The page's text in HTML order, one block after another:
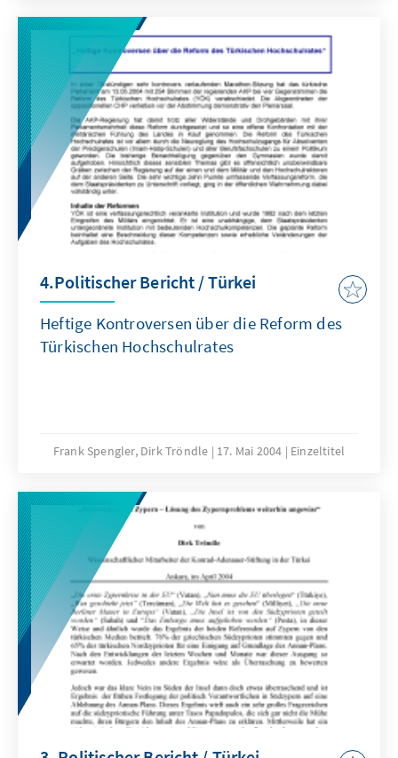
4.Politischer Bericht / Türkei
Heftige Kontroversen über die Reform des
Türkischen Hochschulrates
Frank Spengler, Dirk Tröndle 17. Mai 2004 Einzeltitel